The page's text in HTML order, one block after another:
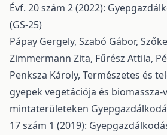
Évf. 20 szám 2 (2022):
(GS-25)
Pápay Gergely, Szabó Gábor,
Zimmermann Zita, Fűrész Attila,
Penksza Károly, Természetes és
gyepek vegetációja és
mintaterületeken
17 szám 1 (2019):